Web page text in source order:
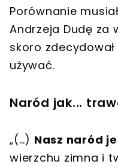
Porównanie
Andrzeja Dudę za
skoro
używać.
Naród jak...
„(…) Nasz naród
wierzchu zimna i